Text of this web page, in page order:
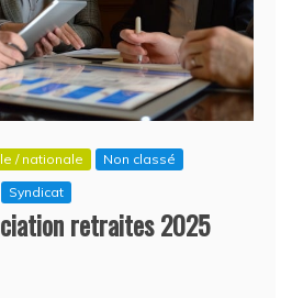
/ nationale
Non classé
Syndicat
retraites 2025